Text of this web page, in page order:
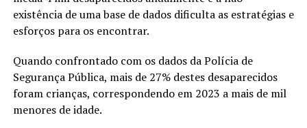
existência de uma base de dados dificulta as estratégias e
esforços para os encontrar.
Quando confrontado com os dados da Polícia de
Segurança Pública, mais de 27% destes desaparecidos
foram crianças, correspondendo em 2023 a mais de mil
menores de idade.